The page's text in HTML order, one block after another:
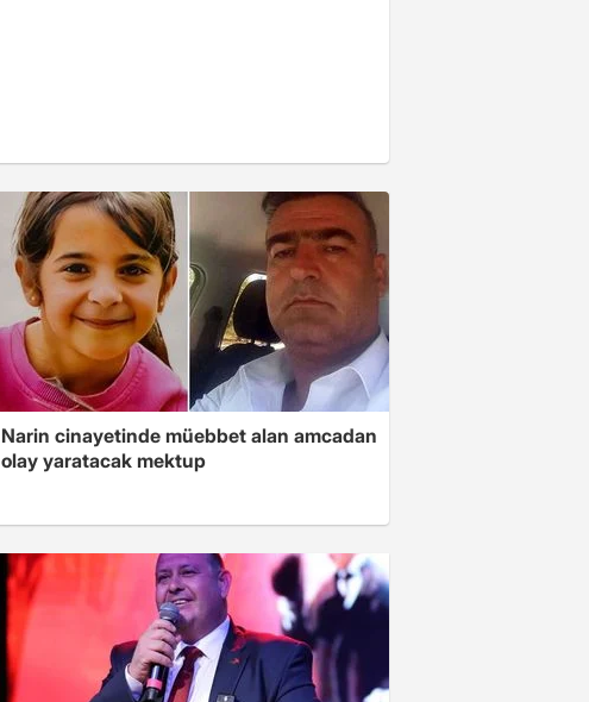
Narin cinayetinde müebbet alan amcadan
olay yaratacak mektup